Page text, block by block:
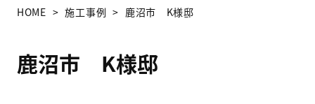
HOME 施工事例 鹿沼市 K様邸
鹿沼市 K様邸